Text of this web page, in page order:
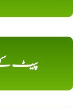
پیٹ کے